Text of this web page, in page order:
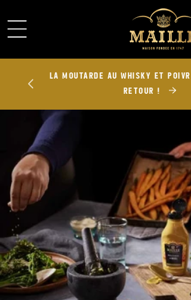
LA MOUTARDE AU WHISKY ET
RETOUR !